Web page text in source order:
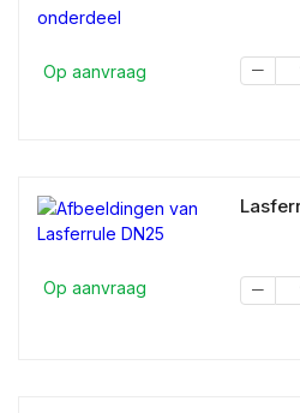
Op aanvraag
Op aanvraag